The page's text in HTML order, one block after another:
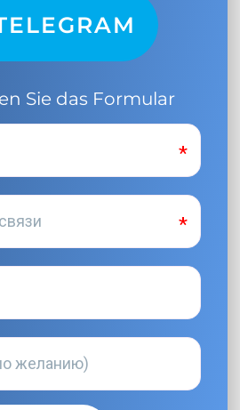
Sie das Formular